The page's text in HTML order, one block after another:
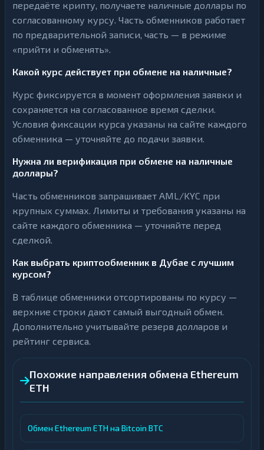
передаёте крипту, получаете наличные доллары по
согласованному курсу. Часть обменников работает
по предварительной записи, часть — в режиме
«прийти и обменять».
Какой курс действует при обмене на наличные?
Курс фиксируется в момент оформления заявки и
сохраняется на согласованное время сделки.
Условия фиксации курса указаны на сайте каждого
обменника — уточняйте до подачи заявки.
Нужна ли верификация при обмене на наличные
доллары?
Часть обменников запрашивает AML/KYC при
крупных суммах. Лимиты и требования указаны на
сайте каждого обменника — уточняйте перед
сделкой.
Как выбрать криптообменник в Дубае с лучшим
курсом?
В таблице обменники отсортированы по курсу —
верхние строки дают самый выгодный обмен.
Дополнительно учитывайте резерв долларов и
рейтинг сервиса.
Похожие направления обмена Ethereum
ETH
Обмен Ethereum ETH на Bitcoin BTC